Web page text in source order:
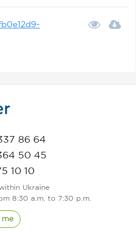
86 64
50 45
10 10
Ukraine
8:30 a.m. to 7:30 p.m.
me